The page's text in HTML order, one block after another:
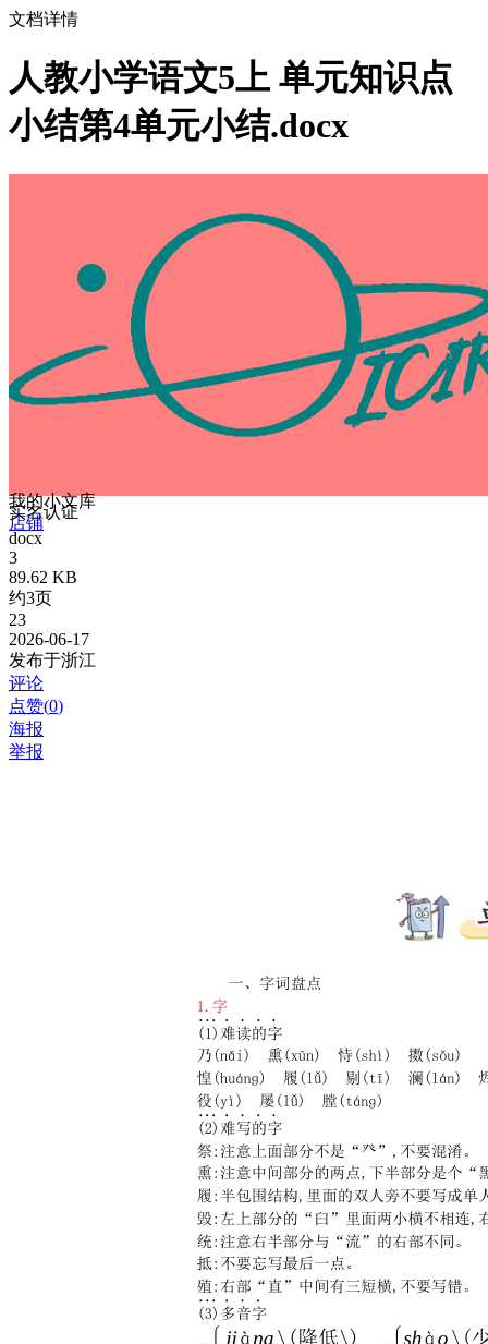
文档详情
人教小学语文5上 单元知识点
小结第4单元小结.docx
我的小文库
实名认证
店铺
docx
3
89.62 KB
约3页
23
2026-06-17
发布于浙江
评论
点赞(0)
海报
举报